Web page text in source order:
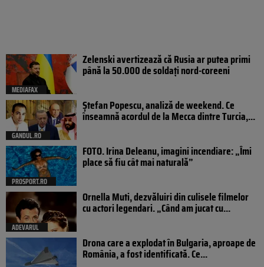
MEDIAFAX
Zelenski avertizează că Rusia ar putea primi
până la 50.000 de soldați nord-coreeni
GANDUL.RO
Ștefan Popescu, analiză de weekend. Ce
înseamnă acordul de la Mecca dintre Turcia,...
PROSPORT.RO
FOTO. Irina Deleanu, imagini incendiare: „Îmi
place să fiu cât mai naturală”
ADEVARUL
Ornella Muti, dezvăluiri din culisele filmelor
cu actori legendari. „Când am jucat cu...
Drona care a explodat în Bulgaria, aproape de
România, a fost identificată. Ce...